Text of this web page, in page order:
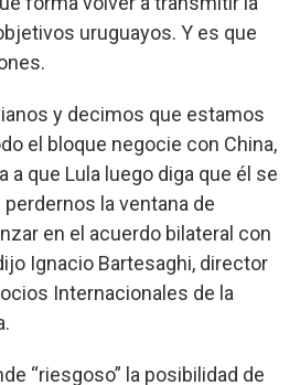
uruguayos. Y es que
y decimos que estamos
el bloque negocie con China,
a que Lula luego diga que él se
la ventana de
en el acuerdo bilateral con
Ignacio Bartesaghi, director
Internacionales de la
“riesgoso” la posibilidad de